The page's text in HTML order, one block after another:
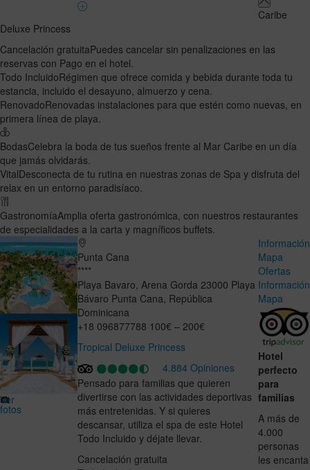
Caribe
Deluxe Princess
Cancelación gratuitaPuedes cancelar sin penalizaciones en las
reservas con Pago en el hotel.
Todo IncluidoRégimen que ofrece comida y bebida durante toda tu
estancia, incluido el desayuno, almuerzo y cena.
RenovadoRenovadas instalaciones para que estén como nuevas, en
primera línea de playa.
BodasCelebra la boda de tus sueños frente al Mar Caribe en un día
que jamás olvidarás.
VitalDesconecta de tu rutina en nuestras zonas de Spa y disfruta del
relax en un entorno paradisíaco.
GastronomíaAmplia oferta gastronómica, con nuestros restaurantes
de especialidades a la carta y magníficos buffets.
Ver
fotos
Punta Cana
****
Playa Bavaro, Arena Gorda 23000 Playa
Bávaro Punta Cana República
Dominicana
+18 096877788 100€ – 200€
Tropical Deluxe Princess
4.884 Opiniones
Pensado para familias que quieren
divertirse con las actividades deportivas
más entretenidas. Y si quieres
descansar, utiliza el spa de este Hotel
Todo Incluido y déjate llevar.
Cancelación gratuita
Información
Mapa
Ofertas
Información
Mapa
Hotel
perfecto
para
familias
A más de
4.000
personas
les encanta